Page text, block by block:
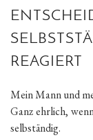
REAGIERT
Mein Mann und
Ganz ehrlich,
selbständig.